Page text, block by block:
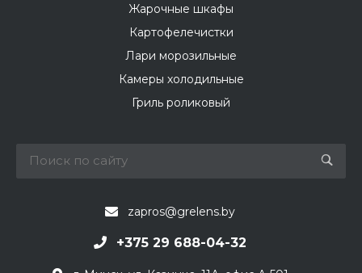
Жарочные шкафы
Картофелечистки
Лари морозильные
Камеры холодильные
Гриль роликовый
zapros@grelens.by
+375 29 688-04-32